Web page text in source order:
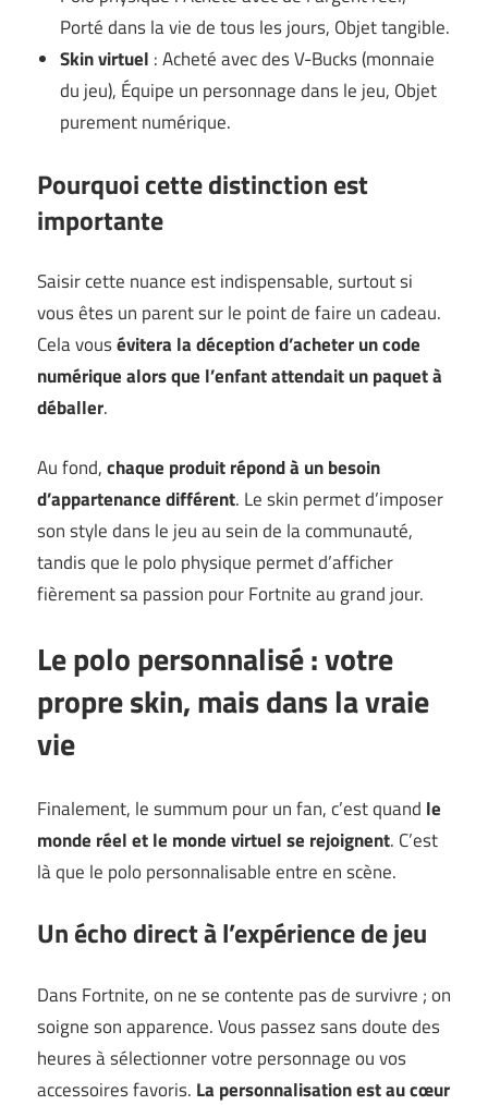
Porté dans la vie de tous les jours, Objet tangible.
Skin virtuel : Acheté avec des V-Bucks (monnaie
du jeu), Équipe un personnage dans le jeu, Objet
purement numérique.
Pourquoi cette distinction est
importante
Saisir cette nuance est indispensable, surtout si
vous êtes un parent sur le point de faire un cadeau.
Cela vousévitera la déception d’acheter un code
numérique alors que l’enfant attendait un paquet à
déballer.
Au fond,chaque produit répond à un besoin
d’appartenance différent. Le skin permet d’imposer
son style dans le jeu au sein de la communauté,
tandis que le polo physique permet d’afficher
fièrement sa passion pour Fortnite au grand jour.
Le polo personnalisé : votre
propre skin, mais dans la vraie
vie
Finalement, le summum pour un fan, c’est quand le
monde réel et le monde virtuel se rejoignent. C’est
là que le polo personnalisable entre en scène.
Un écho direct à l’expérience de jeu
Dans Fortnite, on ne se contente pas de survivre ; on
soigne son apparence. Vous passez sans doute des
heures à sélectionner votre personnage ou vos
accessoires favoris. La personnalisation est au cœur